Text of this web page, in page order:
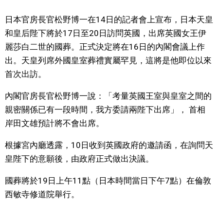
視覺日本
臺灣香港
人物訪談
日本入門
社會
official SNS
日本官房長官松野博一在14日的記者會上宣布，日本天皇
和皇后陛下將於17日至20日訪問英國，出席英國女王伊
麗莎白二世的國葬。正式決定將在16日的內閣會議上作
出。天皇列席外國皇室葬禮實屬罕見，這將是他即位以來
首次出訪。
內閣官房長官松野博一說：「考量英國王室與皇室之間的
親密關係已有一段時間，我方委請兩陛下出席」， 首相
岸田文雄預計將不會出席。
根據宮內廳透露，10日收到英國政府的邀請函，在詢問天
皇陛下的意願後，由政府正式做出決議。
國葬將於19日上午11點（日本時間當日下午7點）在倫敦
西敏寺修道院舉行。